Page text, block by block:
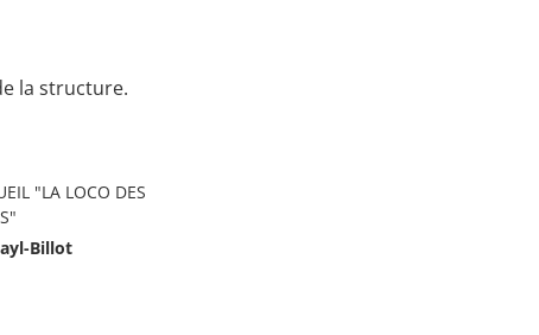
la structure.
"LA LOCO DES
Billot